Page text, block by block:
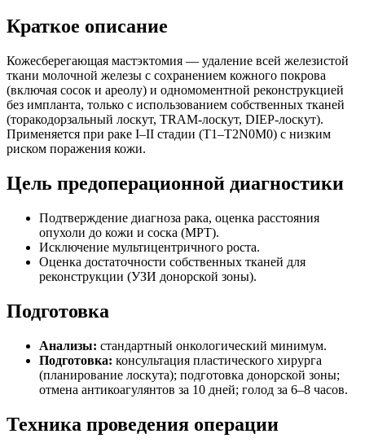
Краткое описание
Кожесберегающая мастэктомия — удаление всей железистой
ткани молочной железы с сохранением кожного покрова
(включая сосок и ареолу) и одномоментной реконструкцией
без импланта, только с использованием собственных тканей
(торакодорзальный лоскут, TRAM-лоскут, DIEP-лоскут).
Применяется при раке I–II стадии (T1–T2N0M0) с низким
риском поражения кожи.
Цель предоперационной диагностики
Подтверждение диагноза рака, оценка расстояния
опухоли до кожи и соска (МРТ).
Исключение мультицентричного роста.
Оценка достаточности собственных тканей для
реконструкции (УЗИ донорской зоны).
Подготовка
Анализы: стандартный онкологический минимум.
Подготовка: консультация пластического хирурга
(планирование лоскута); подготовка донорской зоны;
отмена антикоагулянтов за 10 дней; голод за 6–8 часов.
Техника проведения операции